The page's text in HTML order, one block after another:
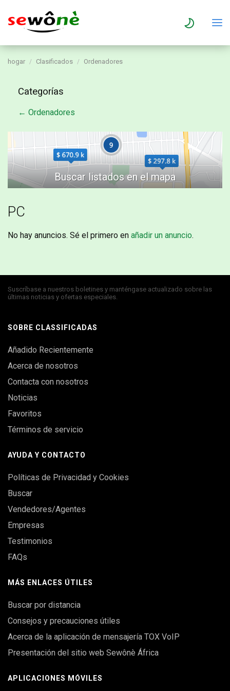
hogar Clasificados Ordenadores
Categorías
← Ordenadores
PC
No hay anuncios. Sé el primero en añadir un anuncio.
Suscríbase a nuestros boletines y manténgase actualizado sobre las
últimas noticias y ofertas especiales.
SOBRE CLASSIFICADAS
Añadido Recientemente
Acerca de nosotros
Contacta con nosotros
Noticias
Favoritos
Términos de servicio
AYUDA Y CONTACTO
Políticas de Privacidad y Cookies
Buscar
Vendedores/Agentes
Empresas
Testimonios
FAQs
MÁS ENLACES ÚTILES
Buscar por distancia
Consejos y precauciones útiles
Acerca de la aplicación de mensajería TOX VoIP
Presentación del sitio web Sewônè África
APLICACIONES MÓVILES